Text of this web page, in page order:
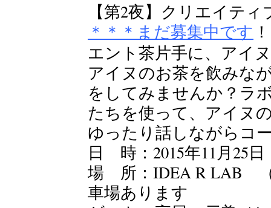
【第2夜】クリエイテ
＊＊＊まだ募集中です ！
エント茶片手に、アイ
アイヌのお茶を飲みな
をしてみませんか？ラ
たちを使って、アイヌ
ゆったり話しながらコ
日 時：2015年11月25日
場 所：IDEA R LAB
車場あります